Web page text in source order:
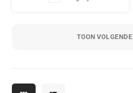
uit tweedehands en nieuwe
Jouw bron voor uniekeTOON VOLGENDE